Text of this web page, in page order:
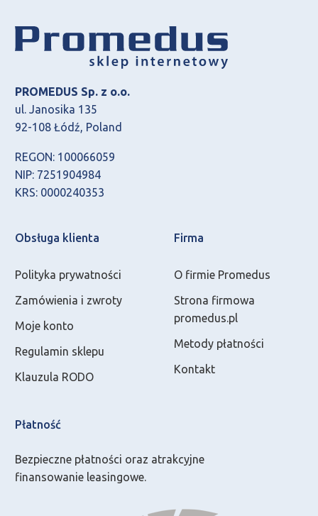
PROMEDUS Sp. z o.o.
ul. Janosika 135
92-108 Łódź, Poland
REGON: 100066059
NIP: 7251904984
KRS: 0000240353
Obsługa klienta
Polityka prywatności
Zamówienia i zwroty
Moje konto
Regulamin sklepu
Klauzula RODO
Firma
O firmie Promedus
Strona firmowa
promedus.pl
Metody płatności
Kontakt
Płatność
Bezpieczne płatności oraz atrakcyjne
finansowanie leasingowe.